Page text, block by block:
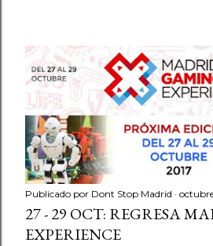
Publicado por Dont Stop Madrid
27 - 29 OCT: REGRESA
EXPERIENCE